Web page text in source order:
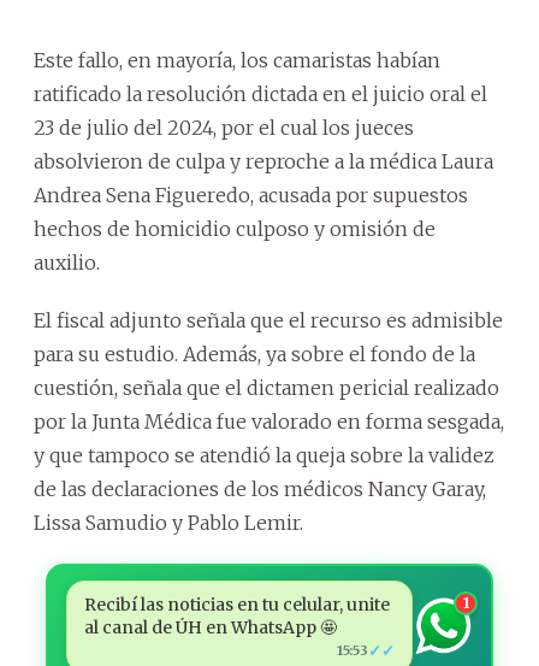
Este fallo, en mayoría, los camaristas habían
ratificado la resolución dictada en el juicio oral el
23 de julio del 2024, por el cual los jueces
absolvieron de culpa y reproche a la médica Laura
Andrea Sena Figueredo, acusada por supuestos
hechos de homicidio culposo y omisión de
auxilio.
El fiscal adjunto señala que el recurso es admisible
para su estudio. Además, ya sobre el fondo de la
cuestión, señala que el dictamen pericial realizado
por la Junta Médica fue valorado en forma sesgada,
y que tampoco se atendió la queja sobre la validez
de las declaraciones de los médicos Nancy Garay,
Lissa Samudio y Pablo Lemir.
Recibí las noticias en tu celular, unite
al canal de ÚH en WhatsApp 🤩
15:53 ✓✓
1